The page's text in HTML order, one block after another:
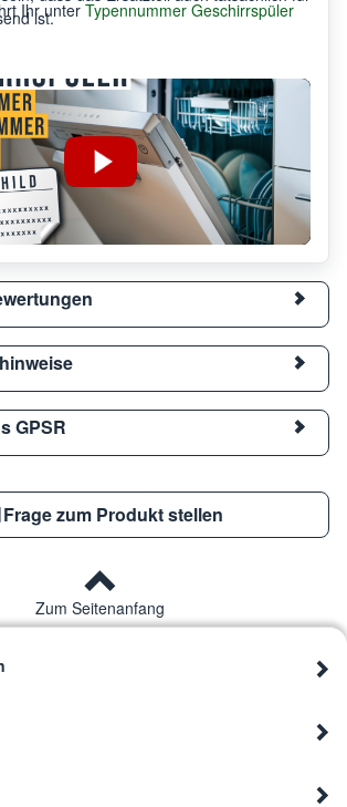
ist.
Ihr unter Typennummer Geschirrspüler
GPSR
Frage zum Produkt stellen
Zum Seitenanfang